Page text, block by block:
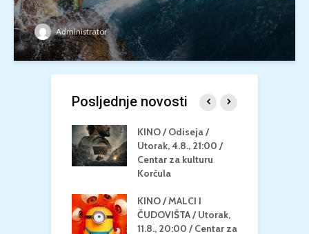
Administrator
Posljednje novosti
KINO / Odiseja /
Utorak, 4.8., 21:00 /
Centar za kulturu
Korčula
KINO / MALCI I
ČUDOVIŠTA / Utorak,
11.8., 20:00 / Centar za